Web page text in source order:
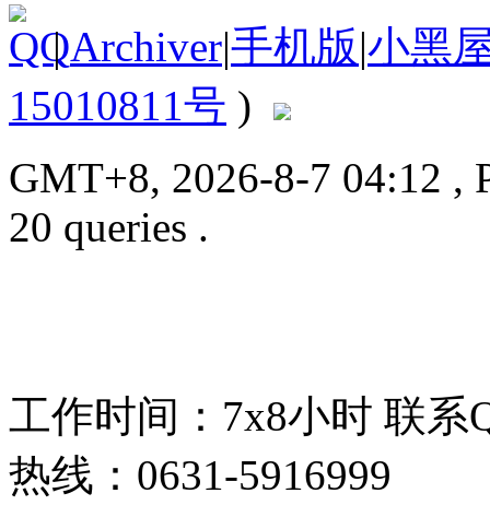
| Archiver|手机版|小黑
15010811号 )
GMT+8, 2026-8-7 04:12 ,
20 queries .
工作时间：7x8小时 联系
热线：0631-5916999